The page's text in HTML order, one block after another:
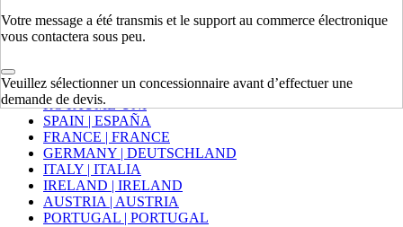
Votre message a été transmis et le support au commerce électronique
vous contactera sous peu.
Veuillez sélectionner un concessionnaire avant d’effectuer une
demande de devis.
CANADA (French)
Mexico | México
Europe
ROYAUME-UNI
SPAIN | ESPAÑA
FRANCE | FRANCE
GERMANY | DEUTSCHLAND
ITALY | ITALIA
IRELAND | IRELAND
AUSTRIA | AUSTRIA
PORTUGAL | PORTUGAL